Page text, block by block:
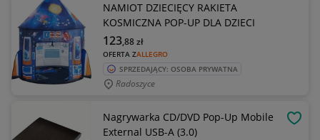
NAMIOT DZIECIĘCY RAKIETA
KOSMICZNA POP-UP DLA DZIECI
OFERTA ZALLEGRO
123,88zł
SPRZEDAJĄCY: OSOBA PRYWATNA
Radoszyce
Nagrywarka CD/DVD Pop-Up Mobile
External USB-A (3.0)